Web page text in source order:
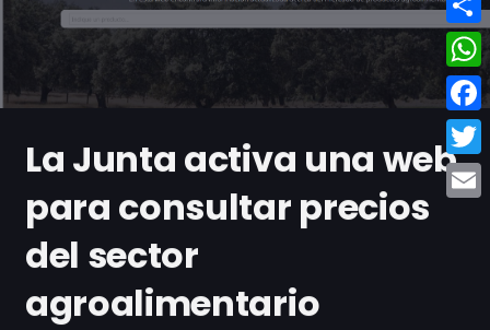
La Junta activa una web
para consultar precios
del sector
agroalimentario